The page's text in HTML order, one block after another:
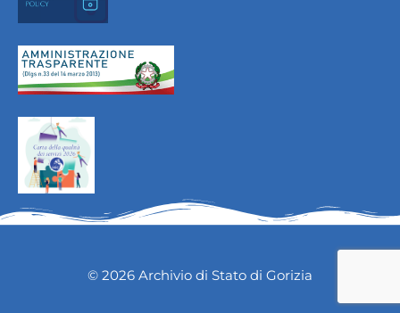
© 2026 Archivio di Stato di Gorizia